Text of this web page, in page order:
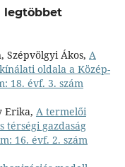
legtöbbet
Szépvölgyi Ákos, A
oldala a Közép-
18. évf. 3. szám
Erika, A termelői
térségi gazdaság
16. évf. 2. szám